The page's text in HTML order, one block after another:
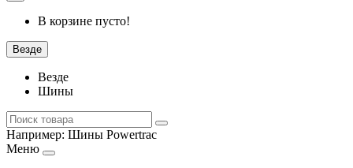
В корзине пусто!
Везде
Везде
Шины
Например: Шины Powertrac
Меню